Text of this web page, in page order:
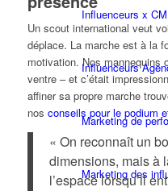
Influenceurs x CM
Influenceurs
Marketing de
Marketing des
Un scout international veut
déplace. La marche est à la
motivation. Nos mannequins
ventre – et c’était
affiner sa propre marche
nos conseils pour le podium
« On reconnaît un
dimensions, mais à
l’espace lorsqu’il